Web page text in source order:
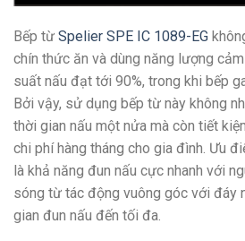
Bếp từ Spelier SPE IC 1089-EG
chín thức ăn và dùng năng lượng
suất nấu đạt tới 90%, trong khi bếp
Bởi vậy, sử dụng bếp từ này không
thời gian nấu một nửa mà còn tiết
chi phí hàng tháng cho gia đình. Ưu
là khả năng đun nấu cực nhanh với
sóng từ tác động vuông góc với đáy
gian đun nấu đến tối đa.